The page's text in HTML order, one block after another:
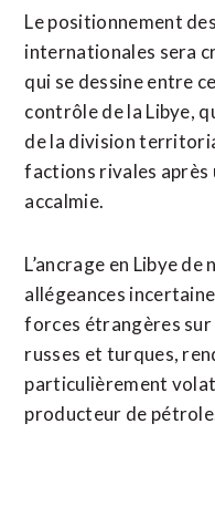
Le positionnement
internationales sera
qui se dessine entre
contrôle de la Libye,
de la division
factions rivales après
accalmie.
L’ancrage en Libye
allégeances
forces étrangères
russes et turques,
particulièrement
producteur de